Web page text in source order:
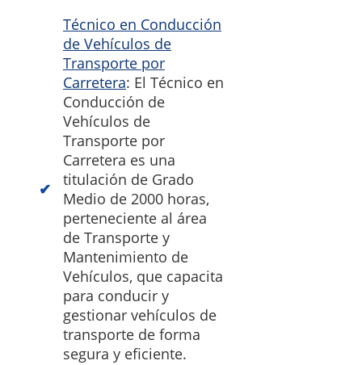
Técnico en Conducción
de Vehículos de
Transporte por
Carretera: El Técnico en
Conducción de
Vehículos de
Transporte por
Carretera es una
titulación de Grado
Medio de 2000 horas,
perteneciente al área
de Transporte y
Mantenimiento de
Vehículos, que capacita
para conducir y
gestionar vehículos de
transporte de forma
segura y eficiente.